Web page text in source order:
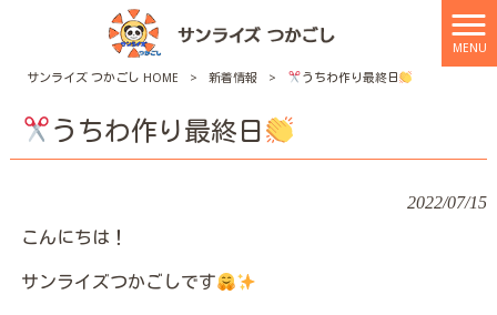
MENU
サンライズ つかごし HOME > 新着情報 > うちわ作り最終日
うちわ作り最終日
2022/07/15
こんにちは！
サンライズつかごしです